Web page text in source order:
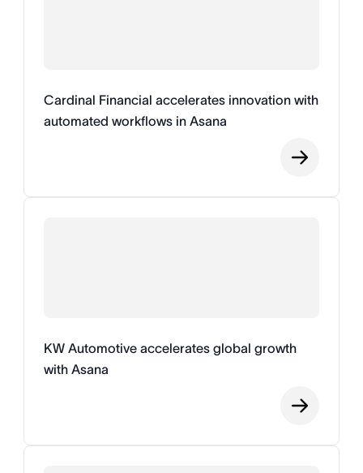
Cardinal Financial accelerates innovation with
automated workflows in Asana
KW Automotive accelerates global growth
with Asana